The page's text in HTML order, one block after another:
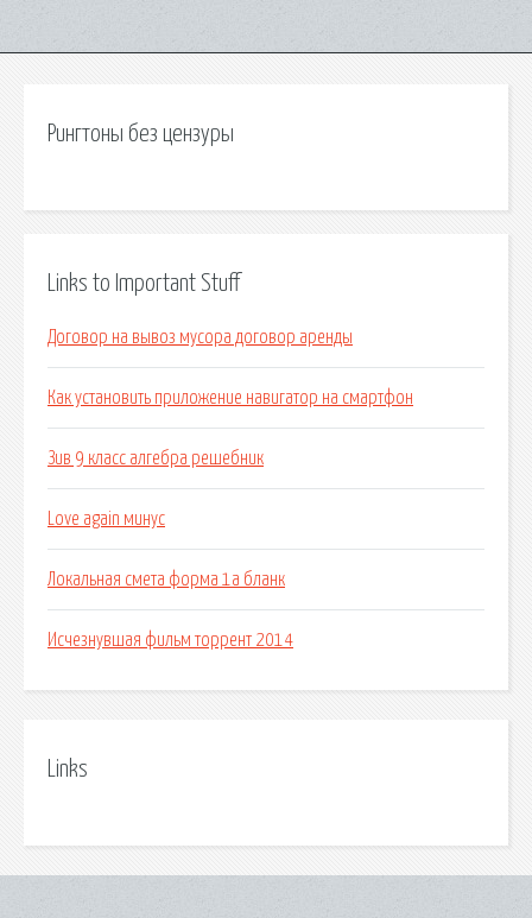
Рингтоны без цензуры
Links to Important Stuff
Договор на вывоз мусора договор аренды
Как установить приложение навигатор на смартфон
Зив 9 класс алгебра решебник
Love again минус
Локальная смета форма 1а бланк
Исчезнувшая фильм торрент 2014
Links